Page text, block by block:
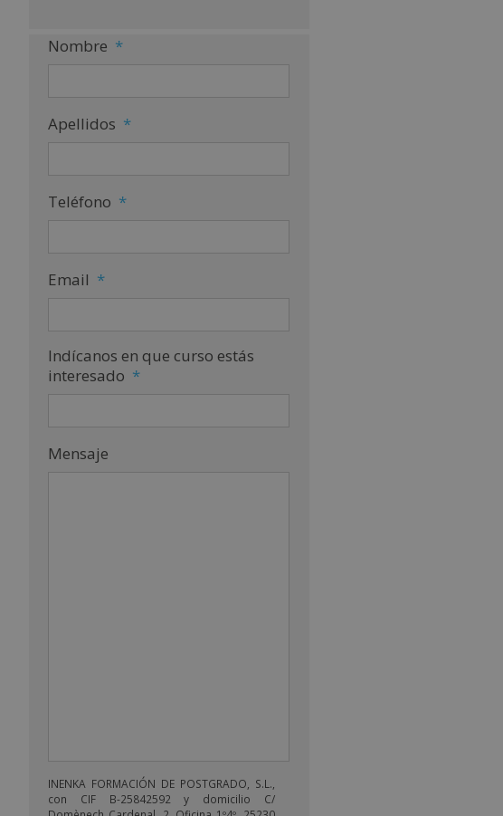
Nombre *
Apellidos *
Teléfono *
Email *
Indícanos en que curso estás
interesado *
Mensaje
INENKA FORMACIÓN DE POSTGRADO, S.L.,
con CIF B-25842592 y domicilio C/